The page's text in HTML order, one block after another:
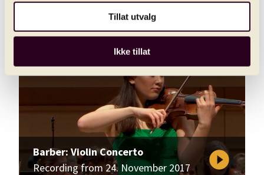
Tillat utvalg
Ikke tillat
Recording from 14. November 2019
Barber: Violin Concerto
Recording from 24. November 2017
play_circle_filled